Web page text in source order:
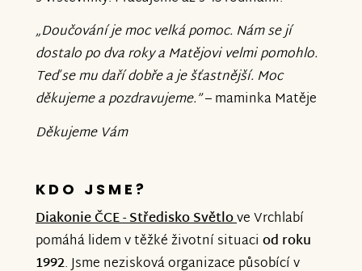
„Doučování je moc velká pomoc. Nám se jí
dostalo po dva roky a Matějovi velmi pomohlo.
Teď se mu daří dobře a je šťastnější. Moc
děkujeme a pozdravujeme.”– maminka Matěje
Děkujeme Vám
KDO JSME?
Diakonie ČCE - Středisko Světlove Vrchlabí
pomáhá lidem v těžké životní situaci od roku
1992. Jsme nezisková organizace působící v